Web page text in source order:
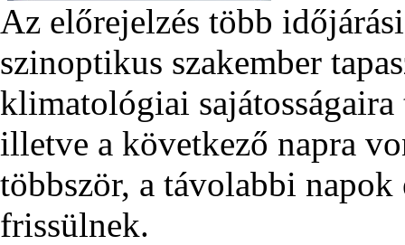
Az előrejelzés több
szinoptikus szakember
klimatológiai
illetve a következő napra
többször, a távolabbi napok
frissülnek.